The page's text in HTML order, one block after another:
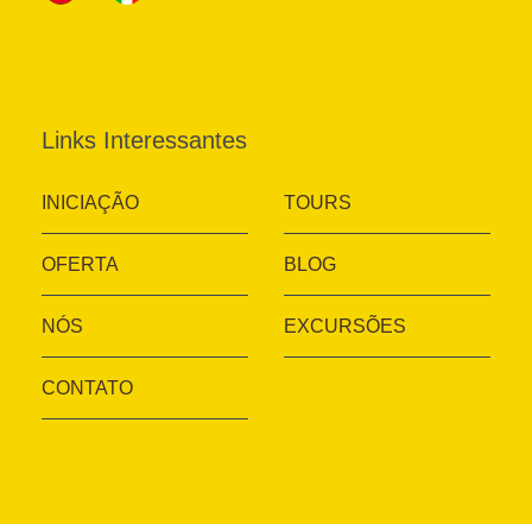
Links Interessantes
INICIAÇÃO TOURS
OFERTA BLOG
NÓS EXCURSÕES
CONTATO